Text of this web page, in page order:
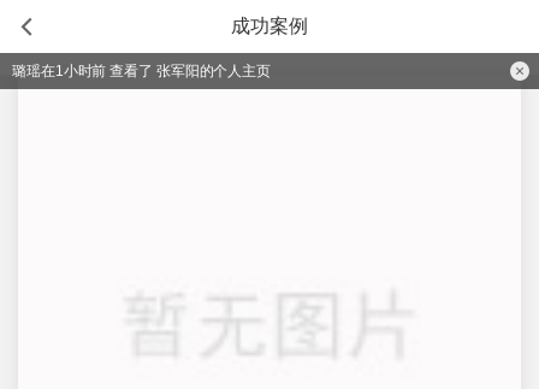
成功案例
璐瑶在1小时前 查看了 张军阳的个人主页